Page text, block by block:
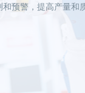
和预警，提高产量和